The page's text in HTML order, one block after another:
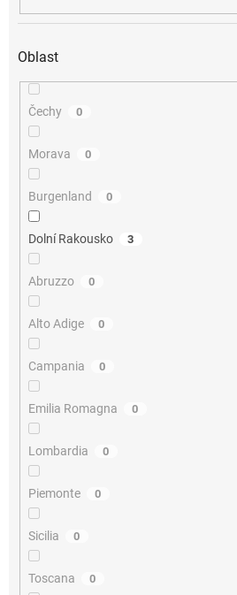
Oblast
Čechy 0
Morava 0
Burgenland 0
Dolní Rakousko 3
Abruzzo 0
Alto Adige 0
Campania 0
Emilia Romagna 0
Lombardia 0
Piemonte 0
Sicilia 0
Toscana 0